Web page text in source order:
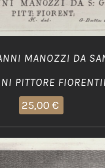
MANOZZI DA
PITTORE
25,00 €